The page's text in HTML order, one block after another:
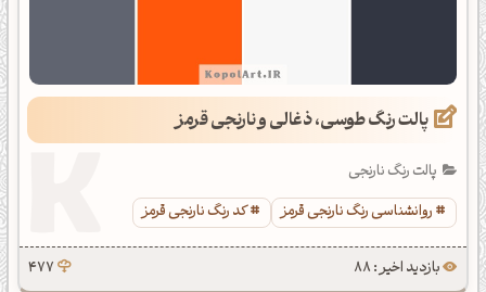
پالت رنگ طوسی، ذغالی و نارنجی قرمز
پالت رنگ نارنجی
روانشناسی رنگ نارنجی قرمز
کد رنگ نارنجی قرمز
بازدید اخیر : 88 477